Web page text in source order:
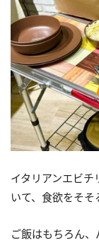
イタリアンエビ
いて、食欲をそそ
ご飯はもちろん